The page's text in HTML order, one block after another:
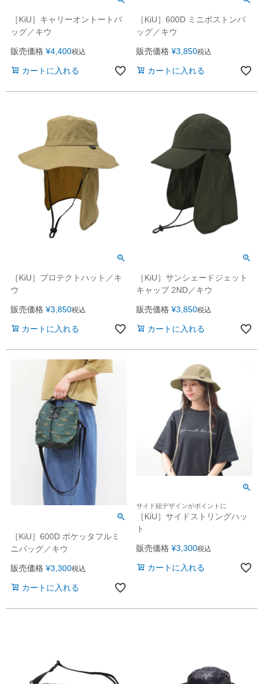
［KiU］キャリーオントートバ
ッグ／キウ
販売価格 ¥4,400税込
カートに入れる
［KiU］600D ミニボストンバ
ッグ／キウ
販売価格 ¥3,850税込
カートに入れる
［KiU］プロテクトハット／キ
ウ
販売価格 ¥3,850税込
カートに入れる
［KiU］サンシェードジェット
キャップ 2ND／キウ
販売価格 ¥3,850税込
カートに入れる
［KiU］600D ポケッタフルミ
ニバッグ／キウ
販売価格 ¥3,300税込
カートに入れる
サイド紐デザインがポイントに
［KiU］サイドストリングハッ
ト
販売価格 ¥3,300税込
カートに入れる